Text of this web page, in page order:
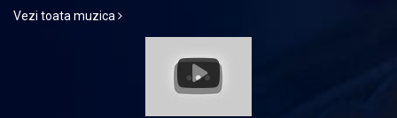
Vezi toata muzica